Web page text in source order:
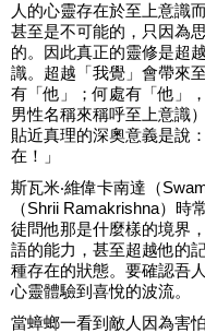
人的心靈存在於至上意識
甚至是不可能的，只因為
的。因此真正的靈修是超
識。超越「我覺」會帶來
有「他」；何處有「他」
男性名稱來稱呼至上意識
貼近真理的深奧意義是說
在！」
斯瓦米‧維偉卡南達（
（Shrii Ramakrishna）
徒問他那是什麼樣的境界
語的能力，甚至超越他的
種存在的狀態。要確認吾
心靈體驗到喜悅的波流。
當蟑螂一看到敵人因為害